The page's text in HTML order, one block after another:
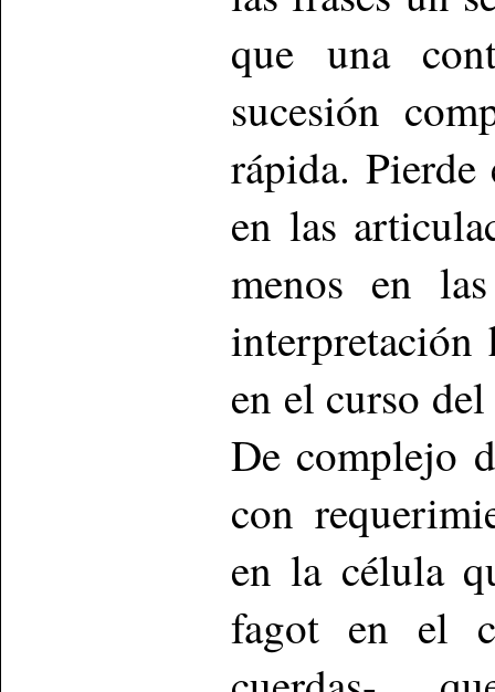
que una
sucesión
rápida.
en las
menos en
interpretación
en el curso
De complejo
con
en la célula
fagot en el